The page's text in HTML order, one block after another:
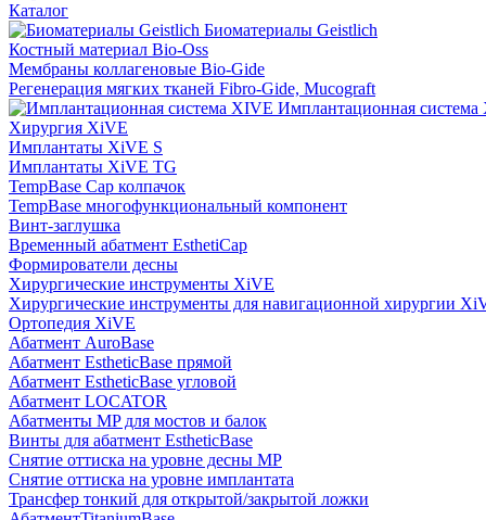
Каталог
Биоматериалы Geistlich
Костный материал Bio-Oss
Мембраны коллагеновые Bio-Gide
Регенерация мягких тканей Fibro-Gide, Mucograft
Имплантационная
Хирургия XiVE
Имплантаты XiVE S
Имплантаты XiVE TG
TempBase Cap колпачок
TempBase многофункциональный компонент
Винт-заглушка
Временный абатмент EsthetiCap
Формирователи десны
Хирургические инструменты XiVE
Хирургические инструменты для навигационной хирургии
Ортопедия XiVE
Абатмент AuroBase
Абатмент EstheticBase прямой
Абатмент EstheticBase угловой
Абатмент LOCATOR
Абатменты MP для мостов и балок
Винты для абатмент EstheticBase
Снятие оттиска на уровне десны MP
Снятие оттиска на уровне имплантата
Трансфер тонкий для открытой/закрытой ложки